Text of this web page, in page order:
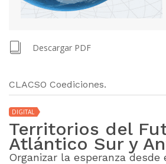
Descargar PDF
CLACSO Coediciones.
DIGITAL
Territorios del
Atlántico Sur y
Organizar la esperanza